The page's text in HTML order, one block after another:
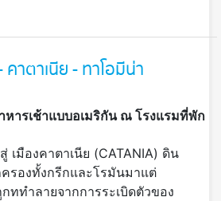
าตาเนีย - ทาโอมีน่า
หารเช้าแบบอเมริกัน ณ โรงแรมที่พัก
เมืองคาตาเนีย (CATANIA) ดิน
รองทั้งกรีกและโรมันมาแต่
ททำลายจากการระเบิดตัวของ